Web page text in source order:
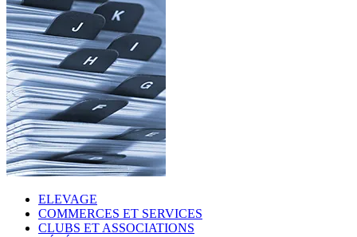
ELEVAGE
COMMERCES ET SERVICES
CLUBS ET ASSOCIATIONS